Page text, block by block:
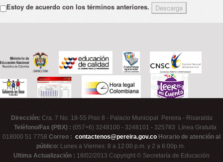
Estoy de acuerdo con los términos anteriores.
Dirección: Cra. 7 No. 18-55 Piso 8 - Palacio Municipal Pereira - Risaralda
Teléfono/Fax (PBX) : (057+6) 3248100 - 3248101 - 325783 Línea Gratuita
018000 51 7758 Correo : contactenos@pereira.gov.co Horario de atención al
público: Lunes a Viernes: 8 a 12:00 p.m. y 2 a 6:00p.m.
Ultima Actualización : 18/02/2013 Copyright © Secretaría de Educación